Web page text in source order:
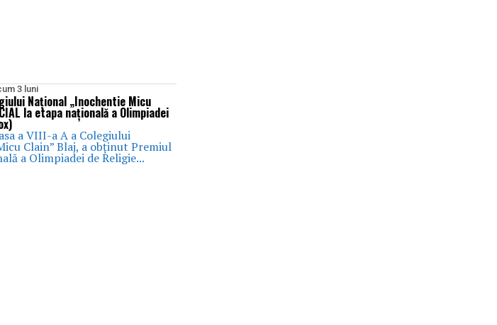
3 luni
Național „Inochentie Micu
la etapa națională a Olimpiadei
a VIII-a A a Colegiului
Clain” Blaj, a obținut Premiul
a Olimpiadei de Religie...